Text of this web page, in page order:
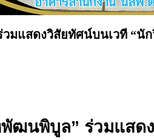
มแสดงวิสัยทัศน์บนเวที “นั
ฒนพิบูล” ร่วมแสด